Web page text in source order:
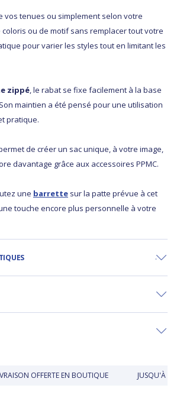
vos tenues ou simplement selon votre
ou de motif sans remplacer tout votre
pour varier les styles tout en limitant les
zippé, le rabat se fixe facilement à la base
maintien a été pensé pour une utilisation
pratique.
de créer un sac unique, à votre image,
davantage grâce aux accessoires PPMC.
une barrette sur la patte prévue à cet
touche encore plus personnelle à votre
OFFERTE EN BOUTIQUE JUSQU'À 30